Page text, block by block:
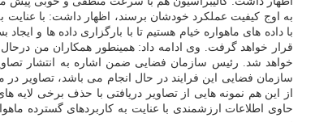
به اوج کیفیت عملکرد خودشان برسند، اظهار داشت: با عنایت
با داده های ماهواره خیام هستیم تا با بارگزاری داده ها و
قرار خواهد گرفت. وی ادامه داد: همینطور همکاران من
خواهد شد. رئیس سازمان فضایی ضمن اشاره به انتشار
سازمان فضایی این فرایند در حال انجام می باشد، تصاویر
از این هم نمونه هایی از تصاویر دریافتی با حذف برخی
حاوی اطلاعات ارزشمندی با عنایت به کاربردهای گسترده